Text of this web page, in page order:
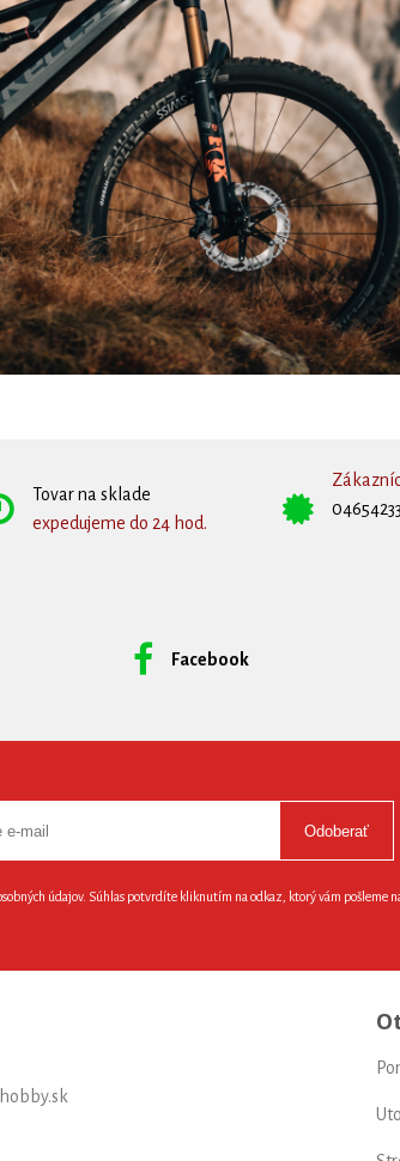
Tovar na sklade
expedujeme do 24 hod.
Facebook
Odoberať
údajov. Súhlas potvrdíte kliknutím na odkaz, ktorý vám